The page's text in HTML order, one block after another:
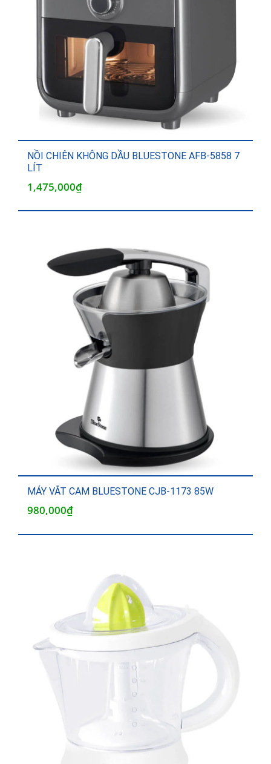
NỒI CHIÊN KHÔNG DẦU BLUESTONE AFB-5858 7
LÍT
1,475,000₫
MÁY VẮT CAM BLUESTONE CJB-1173 85W
980,000₫